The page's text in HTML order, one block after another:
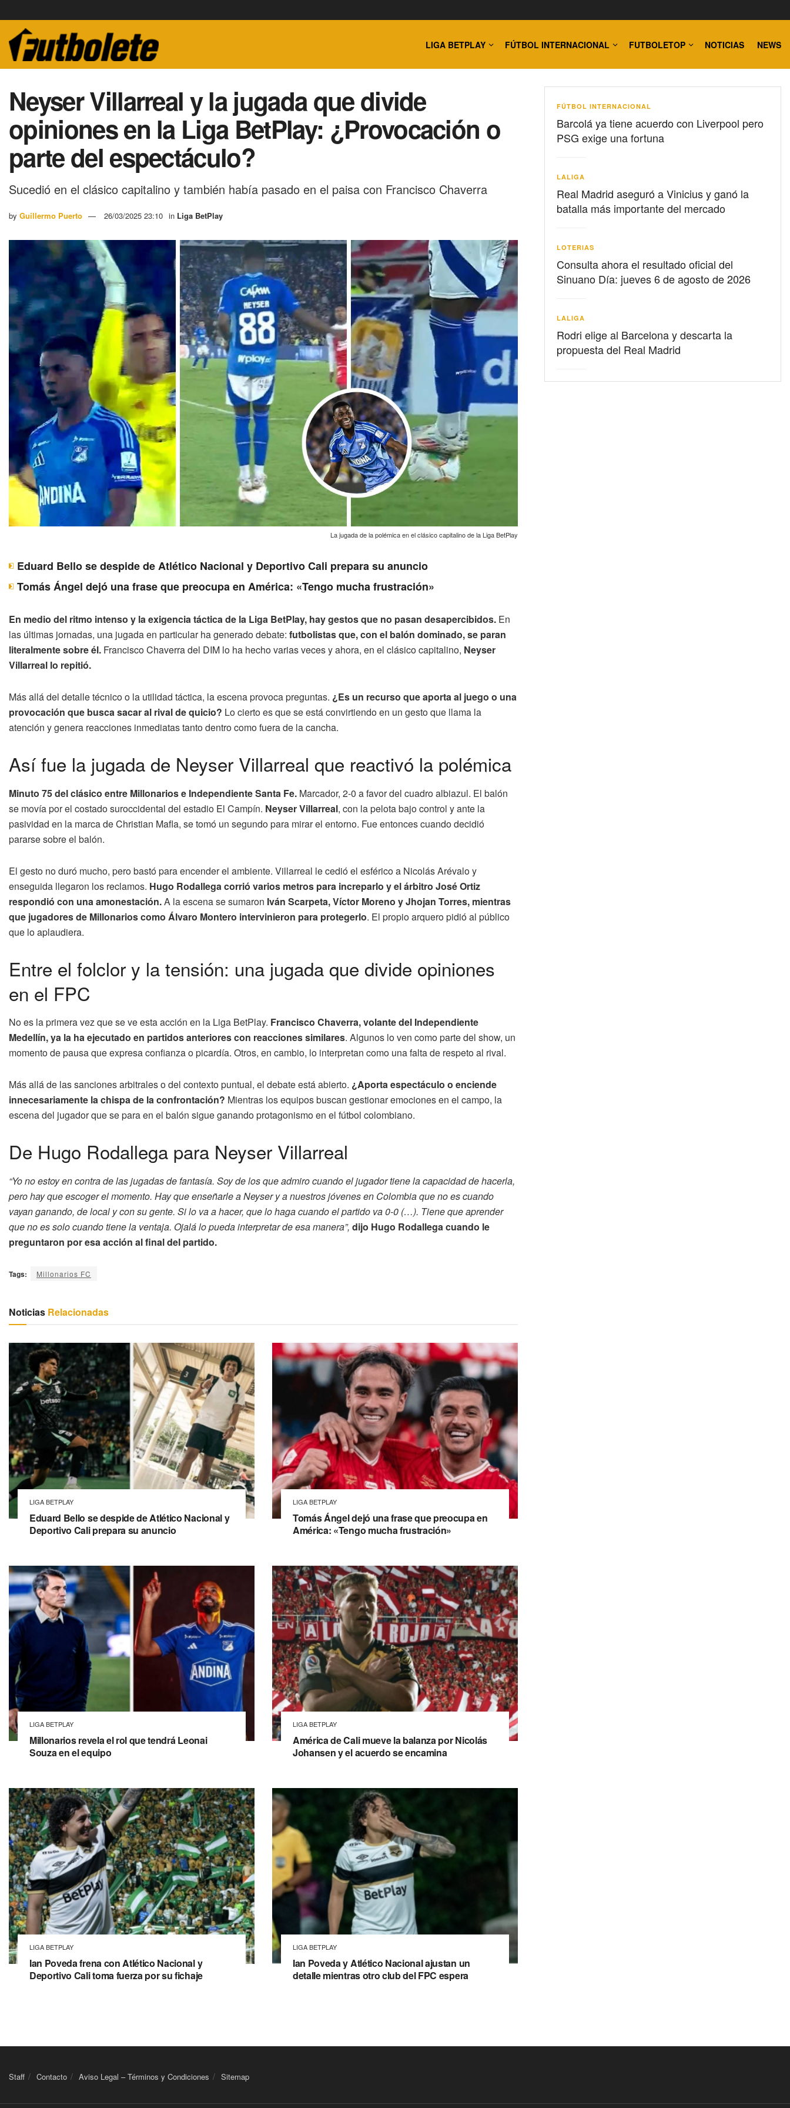
LIGA BETPLAY FÚTBOL INTERNACIONAL FUTBOLETOP NOTICIAS NEWS
Neyser Villarreal y la jugada que divide
opiniones en la Liga BetPlay: ¿Provocación o
parte del espectáculo?
Sucedió en el clásico capitalino y también había pasado en el paisa con Francisco Chaverra
by Guillermo Puerto 26/03/2025 23:10 in Liga BetPlay
La jugada de la polémica en el clásico capitalino de la Liga BetPlay
Eduard Bello se despide de Atlético Nacional y Deportivo Cali prepara su anuncio
Tomás Ángel dejó una frase que preocupa en América: «Tengo mucha frustración»
En medio del ritmo intenso y la exigencia táctica de la Liga BetPlay, hay gestos que no pasan desapercibidos. En
las últimas jornadas, una jugada en particular ha generado debate: futbolistas que, con el balón dominado, se paran
literalmente sobre él. Francisco Chaverra del DIM lo ha hecho varias veces y ahora, en el clásico capitalino, Neyser
Villarreal lo repitió.
Más allá del detalle técnico o la utilidad táctica, la escena provoca preguntas. ¿Es un recurso que aporta al juego o una
provocación que busca sacar al rival de quicio? Lo cierto es que se está convirtiendo en un gesto que llama la
atención y genera reacciones inmediatas tanto dentro como fuera de la cancha.
Así fue la jugada de Neyser Villarreal que reactivó la polémica
Minuto 75 del clásico entre Millonarios e Independiente Santa Fe. Marcador, 2-0 a favor del cuadro albiazul. El balón
se movía por el costado suroccidental del estadio El Campín. Neyser Villarreal, con la pelota bajo control y ante la
pasividad en la marca de Christian Mafla, se tomó un segundo para mirar el entorno. Fue entonces cuando decidió
pararse sobre el balón.
El gesto no duró mucho, pero bastó para encender el ambiente. Villarreal le cedió el esférico a Nicolás Arévalo y
enseguida llegaron los reclamos. Hugo Rodallega corrió varios metros para increparlo y el árbitro José Ortiz
respondió con una amonestación.A la escena se sumaron Iván Scarpeta, Víctor Moreno y Jhojan Torres, mientras
que jugadores de Millonarios como Álvaro Montero intervinieron para protegerlo. El propio arquero pidió al público
que lo aplaudiera.
Entre el folclor y la tensión: una jugada que divide opiniones
en el FPC
No es la primera vez que se ve esta acción en la Liga BetPlay. Francisco Chaverra, volante del Independiente
Medellín, ya la ha ejecutado en partidos anteriores con reacciones similares. Algunos lo ven como parte del show, un
momento de pausa que expresa confianza o picardía. Otros, en cambio, lo interpretan como una falta de respeto al rival.
Más allá de las sanciones arbitrales o del contexto puntual, el debate está abierto. ¿Aporta espectáculo o enciende
innecesariamente la chispa de la confrontación? Mientras los equipos buscan gestionar emociones en el campo, la
escena del jugador que se para en el balón sigue ganando protagonismo en el fútbol colombiano.
De Hugo Rodallega para Neyser Villarreal
“Yo no estoy en contra de las jugadas de fantasía. Soy de los que admiro cuando el jugador tiene la capacidad de hacerla,
pero hay que escoger el momento. Hay que enseñarle a Neyser y a nuestros jóvenes en Colombia que no es cuando
vayan ganando, de local y con su gente. Si lo va a hacer, que lo haga cuando el partido va 0-0 (…). Tiene que aprender
que no es solo cuando tiene la ventaja. Ojalá lo pueda interpretar de esa manera”, dijo Hugo Rodallega cuando le
preguntaron por esa acción al final del partido.
Tags: Millonarios FC
Noticias Relacionadas
LIGA BETPLAY
Eduard Bello se despide de Atlético Nacional y
Deportivo Cali prepara su anuncio
LIGA BETPLAY
Tomás Ángel dejó una frase que preocupa en
América: «Tengo mucha frustración»
LIGA BETPLAY
Millonarios revela el rol que tendrá Leonai
Souza en el equipo
LIGA BETPLAY
América de Cali mueve la balanza por Nicolás
Johansen y el acuerdo se encamina
LIGA BETPLAY
Ian Poveda frena con Atlético Nacional y
Deportivo Cali toma fuerza por su fichaje
LIGA BETPLAY
Ian Poveda y Atlético Nacional ajustan un
detalle mientras otro club del FPC espera
FÚTBOL INTERNACIONAL
Barcolá ya tiene acuerdo con Liverpool pero
PSG exige una fortuna
LALIGA
Real Madrid aseguró a Vinicius y ganó la
batalla más importante del mercado
LOTERIAS
Consulta ahora el resultado oficial del
Sinuano Día: jueves 6 de agosto de 2026
LALIGA
Rodri elige al Barcelona y descarta la
propuesta del Real Madrid
Staff Contacto Aviso Legal – Términos y Condiciones Sitemap